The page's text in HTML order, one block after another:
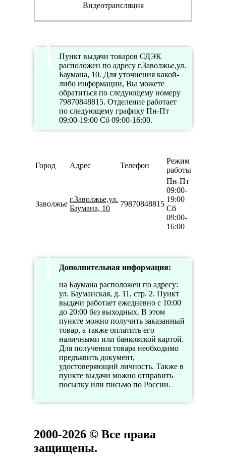
Видеотрансляция
Пункт выдачи товаров СДЭК
расположен по адресу г.Заволжье,ул.
Баумана, 10. Для уточнения какой-
либо информации, Вы можете
обратиться по следующему номеру
79870848815. Отделение работает
по следующему графику Пн-Пт
09:00-19:00 Сб 09:00-16:00.
Город Адрес Телефон
Режим
работы
Заволжье
г.Заволжье,ул.
Баумана, 10
79870848815
Пн-Пт
09:00-
19:00
Сб
09:00-
16:00
Дополнительная информация:
на Баумана расположен по адресу:
ул. Бауманская, д. 11, стр. 2. Пункт
выдачи работает ежедневно с 10:00
до 20:00 без выходных. В этом
пункте можно получить заказанный
товар, а также оплатить его
наличными или банковской картой.
Для получения товара необходимо
предъявить документ,
удостоверяющий личность. Также в
пункте выдачи можно отправить
посылку или письмо по России.
2000-2026 © Все права
защищены.